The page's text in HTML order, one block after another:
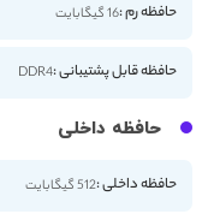
حافظه رم :16 گیگابایت
حافظه قابل پشتیبانی :DDR4
حافظه داخلی
حافظه داخلی :512 گیگابایت